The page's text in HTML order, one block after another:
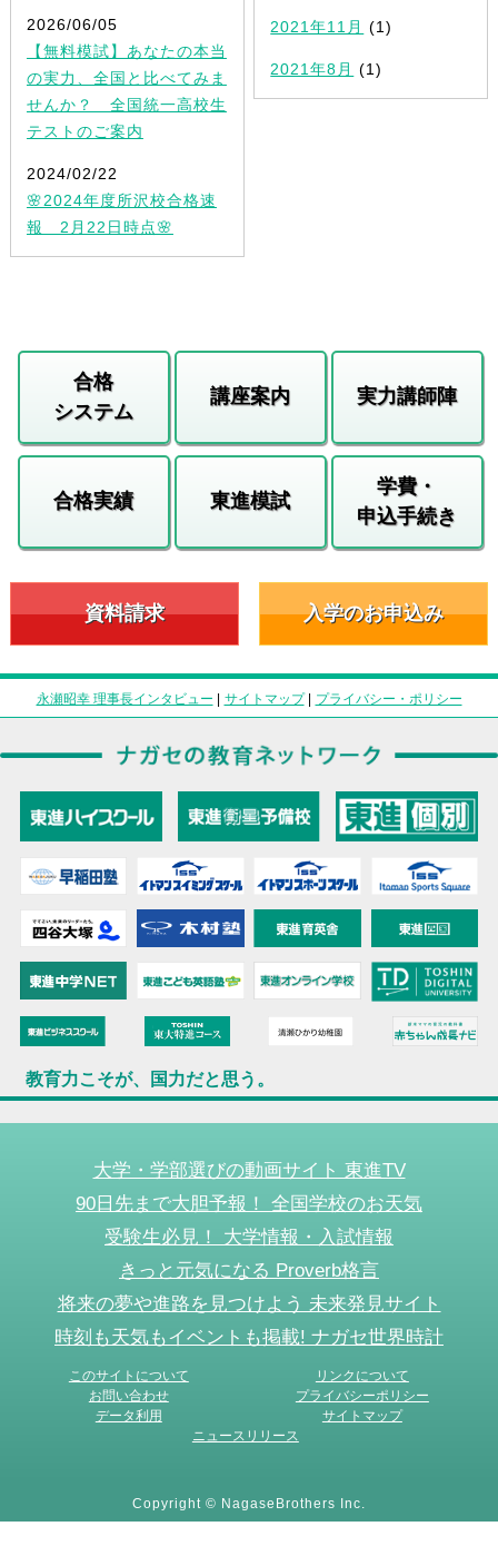
2026/06/05
【無料模試】あなたの本当
の実力、全国と比べてみま
せんか？ 全国統一高校生
テストのご案内
2024/02/22
🌸2024年度所沢校合格速
報 2月22日時点🌸
2021年11月 (1)
2021年8月 (1)
合格
システム
講座案内 実力講師陣
合格実績 東進模試
学費・
申込手続き
資料請求 入学のお申込み
永瀬昭幸 理事長インタビュー | サイトマップ| プライバシー・ポリシー
教育力こそが、国力だと思う。
大学・学部選びの動画サイト 東進TV
90日先まで大胆予報！ 全国学校のお天気
受験生必見！ 大学情報・入試情報
きっと元気になる Proverb格言
将来の夢や進路を見つけよう 未来発見サイト
時刻も天気もイベントも掲載! ナガセ世界時計
このサイトについて
リンクについて
お問い合わせ
プライバシーポリシー
データ利用
サイトマップ
ニュースリリース
Copyright © NagaseBrothers Inc.